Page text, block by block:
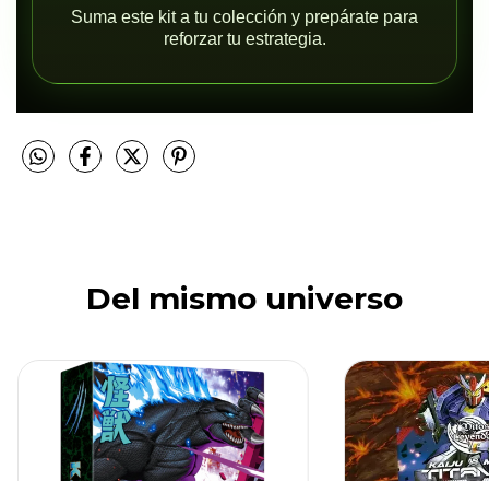
Suma este kit a tu colección y prepárate para
reforzar tu estrategia.
Del mismo universo